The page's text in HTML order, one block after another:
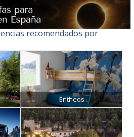
recomendados por
Entheos